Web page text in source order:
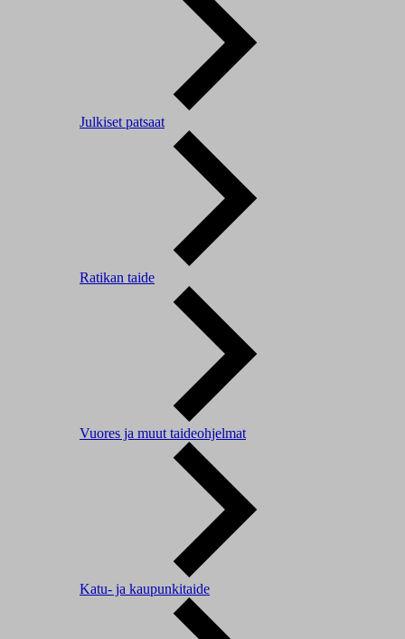
Julkiset patsaat
Ratikan taide
Vuores ja muut taideohjelmat
Katu- ja kaupunkitaide